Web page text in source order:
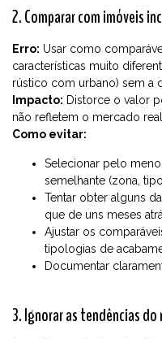
2. Comparar com imóveis
Erro: Usar como
características muito
rústico com urbano) sem a
Impacto: Distorce o valor
não refletem o mercado real.
Como evitar:
Selecionar pelo
semelhante (zona,
Tentar obter alguns
que de uns meses
Ajustar os
tipologias de
Documentar
3. Ignorar as tendências